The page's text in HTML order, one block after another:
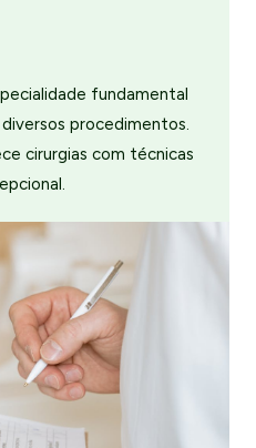
fundamental
procedimentos.
cirurgias com técnicas